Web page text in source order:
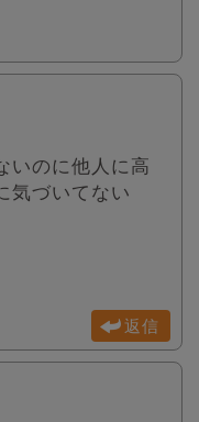
いのに他人に高
気づいてない
返信